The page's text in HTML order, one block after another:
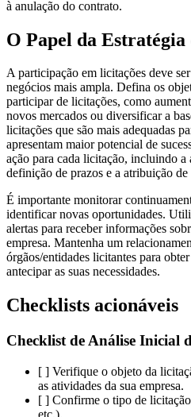
à anulação do contrato.
O Papel da
A participação em licitações deve
negócios mais ampla. Defina os
participar de licitações, como
novos mercados ou diversificar a
licitações que são mais adequadas
apresentam maior potencial de
ação para cada licitação, incluindo a
definição de prazos e a atribuição de
É importante monitorar
identificar novas oportunidades.
alertas para receber informações
empresa. Mantenha um
órgãos/entidades licitantes para
antecipar as suas necessidades.
Checklists acionáveis
Checklist de Análise Inicial
[ ] Verifique o objeto da
as atividades da sua empresa.
[ ] Confirme o tipo de
etc.).